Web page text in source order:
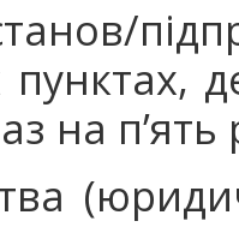
пунктах,
на